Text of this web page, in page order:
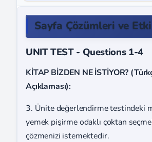
Sayfa Çözümleri ve
UNIT TEST - Questions 1-4
KİTAP BİZDEN NE İSTİYOR?
Açıklaması):
3. Ünite değerlendirme testindeki
yemek pişirme odaklı çoktan
çözmenizi istemektedir.